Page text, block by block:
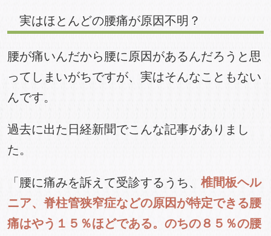
実はほとんどの腰痛が原因不明？
腰が痛いんだから腰に原因があるんだろうと思
ってしまいがちですが、実はそんなこともない
んです。
過去に出た日経新聞でこんな記事がありまし
た。
「腰に痛みを訴えて受診するうち、 椎間板ヘル
ニア、脊柱管狭窄症などの原因が特定できる腰
痛はやう１５％ほどである。のちの８５％の腰